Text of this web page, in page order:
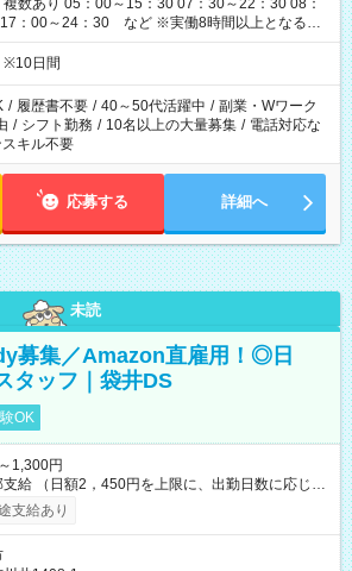
数あり 05：00～15：30 07：30～22：30 08：
：00～24：30 など ※実働8時間以上となる勤
得します。
こまめな休憩があります。
※10日間
/ 履歴書不要 / 40～50代活躍中 / 副業・Wワーク
/ シフト勤務 / 10名以上の大量募集 / 電話対応な
キル不要
応募する 詳細へ
未読
募集／Amazon直雇用！◎日
タッフ｜袋井DS
OK
1,300円
給 （日額2，450円を上限に、出勤日数に応じて
払い額の上限あり、手数料無料（Amazon負担）
支給あり